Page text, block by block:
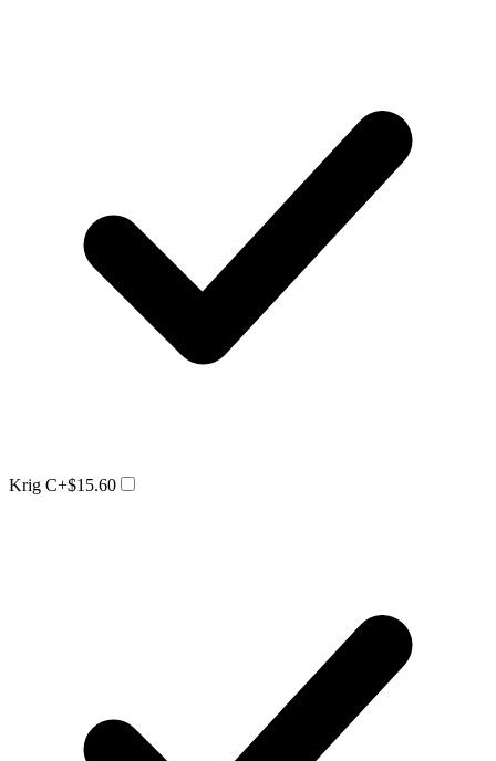
Krig C+$15.60